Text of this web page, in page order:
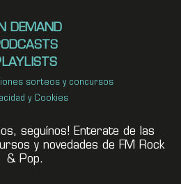
DEMAND
sorteos y concursos
y Cookies
seguínos! Enterate de las
y novedades de FM Rock
& Pop.